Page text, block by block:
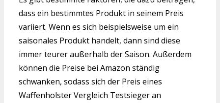
dass ein bestimmtes Produkt in seinem Preis
variiert. Wenn es sich beispielsweise um ein
saisonales Produkt handelt, dann sind diese
immer teurer außerhalb der Saison. Außerdem
können die Preise bei Amazon ständig
schwanken, sodass sich der Preis eines
Waffenholster Vergleich Testsieger an